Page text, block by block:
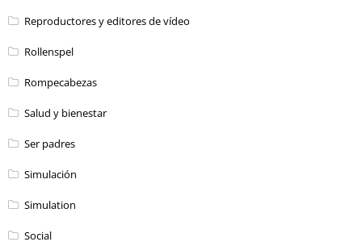
Reproductores y editores de vídeo
Rollenspel
Rompecabezas
Salud y bienestar
Ser padres
Simulación
Simulation
Social